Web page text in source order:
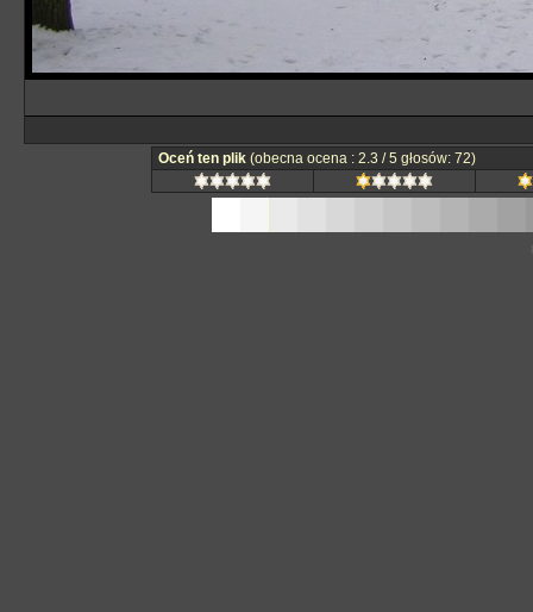
Oceń ten plik (obecna ocena : 2.3 / 5 głosów: 72)